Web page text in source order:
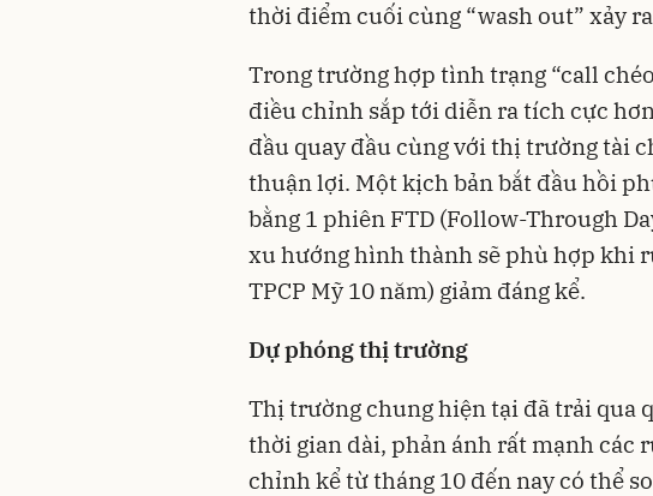
thời điểm cuối cùng “wash out” xảy
Trong trường hợp tình trạng “call
điều chỉnh sắp tới diễn ra tích cực
đầu quay đầu cùng với thị trường tài
thuận lợi. Một kịch bản bắt đầu hồi
bằng 1 phiên FTD (Follow-Through
xu hướng hình thành sẽ phù hợp khi
TPCP Mỹ 10 năm) giảm đáng kể.
Dự phóng thị trường
Thị trường chung hiện tại đã trải qua
thời gian dài, phản ánh rất mạnh các
chỉnh kể từ tháng 10 đến nay có thể